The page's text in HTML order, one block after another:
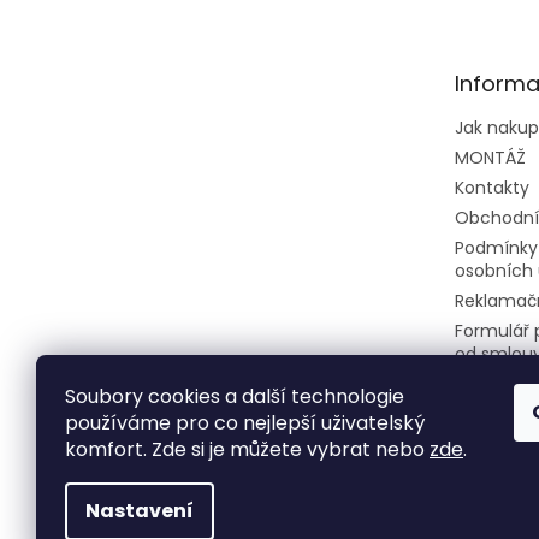
Soubory cookies a další technologie
používáme pro co nejlepší uživatelský
komfort. Zde si je můžete vybrat nebo zde.
Nastavení
Jak
MONTÁŽ
Kontakty
osobních
Formulář
od